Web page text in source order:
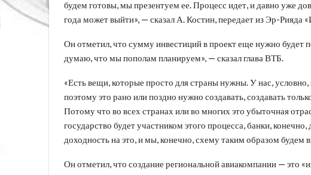
будем готовы, мы презентуем ее. Процесс идет, и давно уже
года может выйти», — сказал А. Костин, передает из Эр-Рияда
Он отметил, что сумму инвестиций в проект еще нужно будет
думаю, что мы пополам планируем», — сказал глава ВТБ.
«Есть вещи, которые просто для страны нужны. У нас,
поэтому это рано или поздно нужно создавать, создавать
Потому что во всех странах или во многих это убыточная
государство будет участником этого процесса, банки,
доходность на это, и мы, конечно, схему таким образом будем
Он отметил, что создание региональной авиакомпании — это